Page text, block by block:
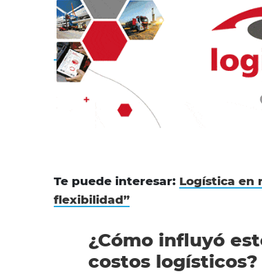
Te puede interesar: Logística en
flexibilidad”
¿Cómo influyó
costos logísticos?